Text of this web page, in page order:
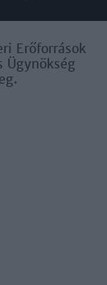
Erőforrások